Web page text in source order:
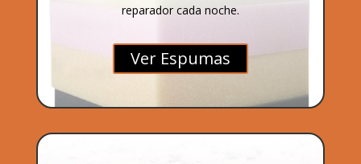
reparador cada noche.
Ver Espumas